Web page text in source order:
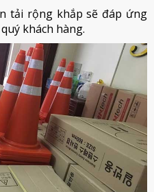
tải rộng khắp sẽ đáp ứng
khách hàng.